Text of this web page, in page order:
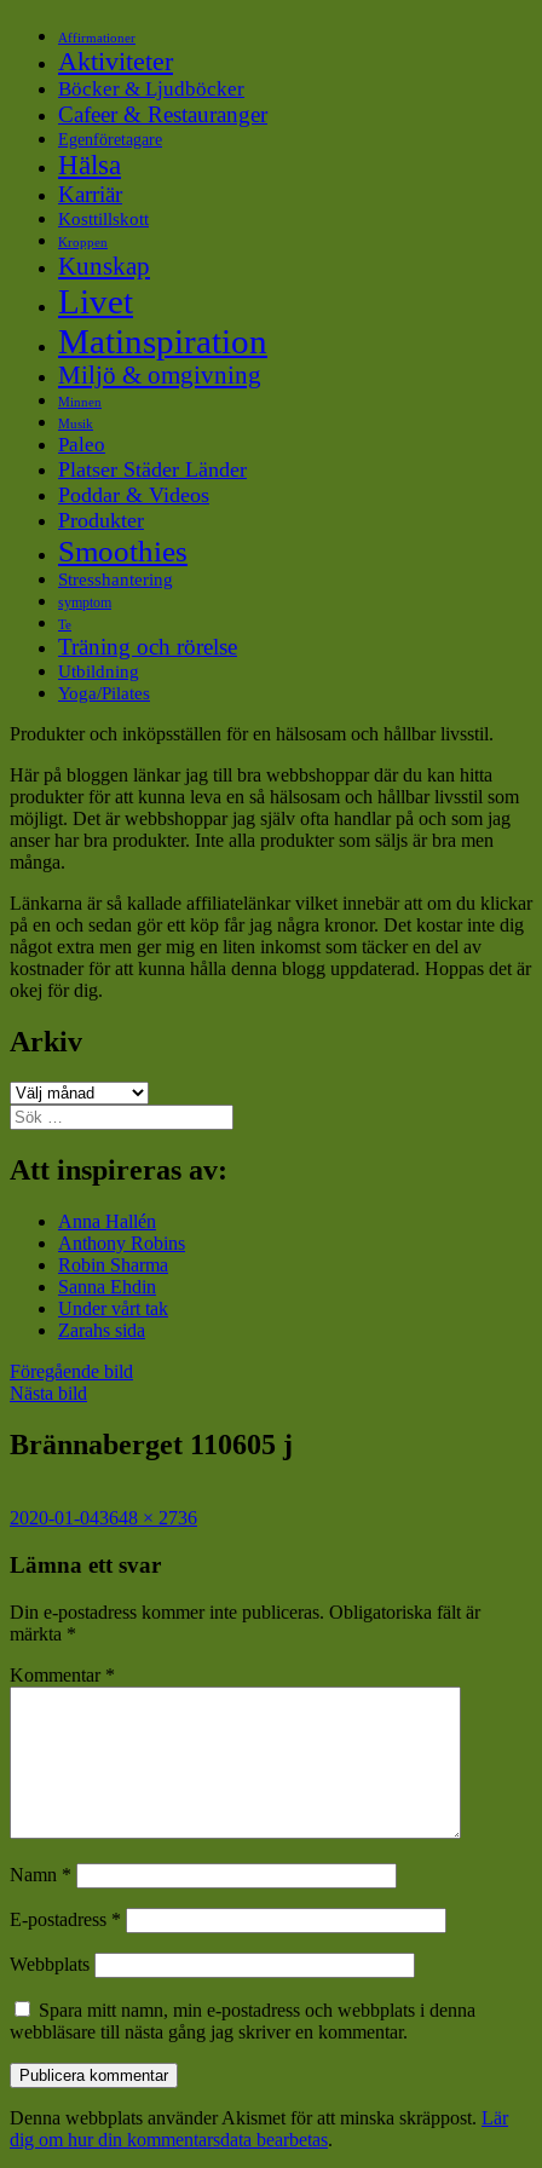
Affirmationer
Aktiviteter
Böcker & Ljudböcker
Cafeer & Restauranger
Egenföretagare
Hälsa
Karriär
Kosttillskott
Kroppen
Kunskap
Livet
Matinspiration
Miljö & omgivning
Minnen
Musik
Paleo
Platser Städer Länder
Poddar & Videos
Produkter
Smoothies
Stresshantering
symptom
Te
Träning och rörelse
Utbildning
Yoga/Pilates
Produkter och inköpsställen för en hälsosam och hållbar livsstil.
Här på bloggen länkar jag till bra webbshoppar där du kan hitta
produkter för att kunna leva en så hälsosam och hållbar livsstil som
möjligt. Det är webbshoppar jag själv ofta handlar på och som jag
anser har bra produkter. Inte alla produkter som säljs är bra men
många.
Länkarna är så kallade affiliatelänkar vilket innebär att om du klickar
på en och sedan gör ett köp får jag några kronor. Det kostar inte dig
något extra men ger mig en liten inkomst som täcker en del av
kostnader för att kunna hålla denna blogg uppdaterad. Hoppas det är
okej för dig.
Arkiv
Arkiv
Sök
efter:
Att inspireras av:
Anna Hallén
Anthony Robins
Robin Sharma
Sanna Ehdin
Under vårt tak
Zarahs sida
Föregående bild
Nästa bild
Brännaberget 110605 j
Postat
2020-01-04Full
3648 × 2736
Lämna ett svar
Din e-postadress kommer inte publiceras. Obligatoriska fält är
märkta *
Kommentar *
Namn *
E-postadress *
Webbplats
Spara mitt namn, min e-postadress och webbplats i denna
webbläsare till nästa gång jag skriver en kommentar.
Denna webbplats använder Akismet för att minska skräppost. Lär
dig om hur din kommentarsdata bearbetas.